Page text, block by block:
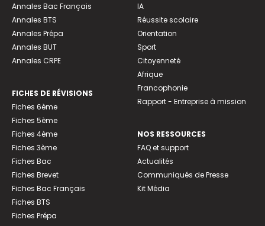
Annales Bac Français
Annales BTS
Annales Prépa
Annales BUT
Annales CRPE
FICHES DE RÉVISIONS
Fiches 6ème
Fiches 5ème
Fiches 4ème
Fiches 3ème
Fiches Bac
Fiches Brevet
Fiches Bac Français
Fiches BTS
Fiches Prépa
IA
Réussite scolaire
Orientation
Sport
Citoyenneté
Afrique
Francophonie
Rapport - Entreprise à mission
NOS RESSOURCES
FAQ et support
Actualités
Communiqués de Presse
Kit Média